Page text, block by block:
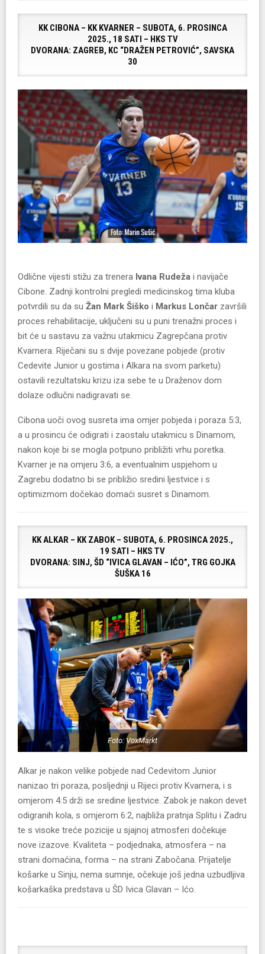
KK CIBONA – KK KVARNER – SUBOTA, 6. PROSINCA
2025., 18 SATI – HKS TV
DVORANA: ZAGREB, KC “DRAŽEN PETROVIĆ”, SAVSKA
30
Odlične vijesti stižu za trenera Ivana Rudeža i navijače
Cibone. Zadnji kontrolni pregledi medicinskog tima kluba
potvrdili su da su Žan Mark Šiško i Markus Lončar završili
proces rehabilitacije, uključeni su u puni trenažni proces i
bit će u sastavu za važnu utakmicu Zagrepčana protiv
Kvarnera. Riječani su s dvije povezane pobjede (protiv
Cedevite Junior u gostima i Alkara na svom parketu)
ostavili rezultatsku krizu iza sebe te u Draženov dom
dolaze odlučni nadigravati se.
Cibona uoči ovog susreta ima omjer pobjeda i poraza 5:3,
a u prosincu će odigrati i zaostalu utakmicu s Dinamom,
nakon koje bi se mogla potpuno približiti vrhu poretka.
Kvarner je na omjeru 3:6, a eventualnim uspjehom u
Zagrebu dodatno bi se približio sredini ljestvice i s
optimizmom dočekao domaći susret s Dinamom.
KK ALKAR – KK ZABOK – SUBOTA, 6. PROSINCA 2025.,
19 SATI – HKS TV
DVORANA: SINJ, ŠD “IVICA GLAVAN – IĆO”, TRG GOJKA
ŠUŠKA 16
Foto: VoxMarkt
Alkar je nakon velike pobjede nad Cedevitom Junior
nanizao tri poraza, posljednji u Rijeci protiv Kvarnera, i s
omjerom 4:5 drži se sredine ljestvice. Zabok je nakon devet
odigranih kola, s omjerom 6:2, najbliža pratnja Splitu i Zadru
te s visoke treće pozicije u sjajnoj atmosferi dočekuje
nove izazove. Kvaliteta – podjednaka, atmosfera – na
strani domaćina, forma – na strani Zabočana. Prijatelje
košarke u Sinju, nema sumnje, očekuje još jedna uzbudljiva
košarkaška predstava u ŠD Ivica Glavan – Ićo.